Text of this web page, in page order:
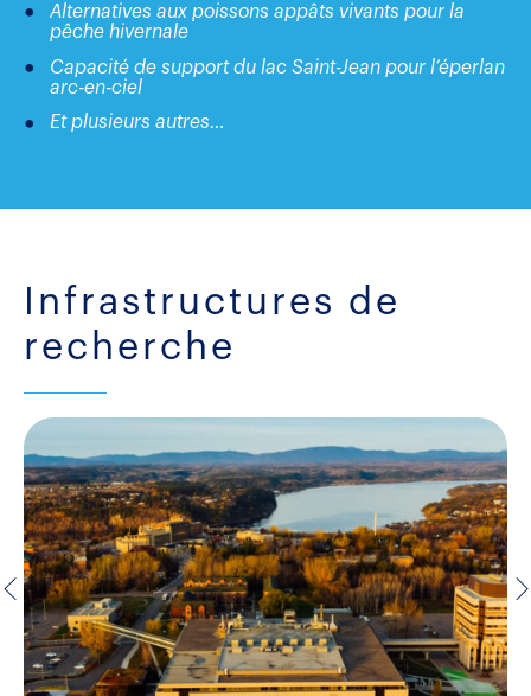
Alternatives aux poissons appâts vivants pour la
pêche hivernale
Capacité de support du lac Saint-Jean pour l’éperlan
arc-en-ciel
Et plusieurs autres…
Infrastructures de
recherche